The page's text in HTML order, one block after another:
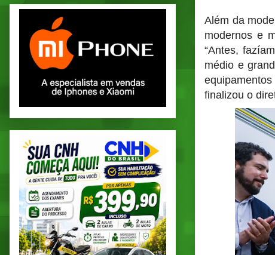
Além da
modernos e
“Antes,
médio e
finalizou o